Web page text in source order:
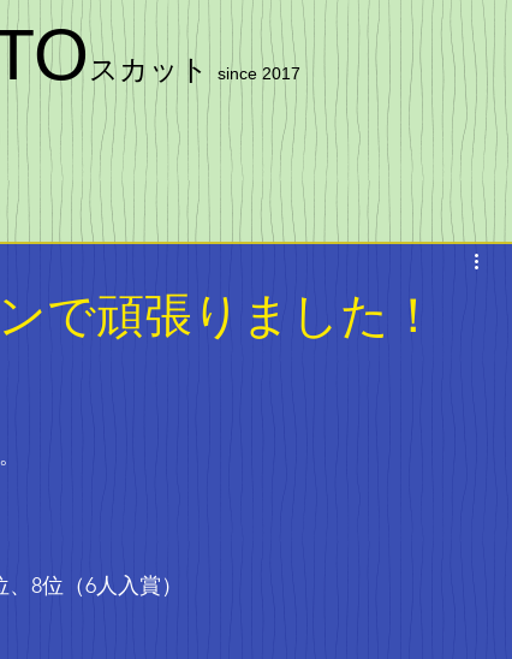
スカット since 2017
で頑張りました！
8位（6人入賞）